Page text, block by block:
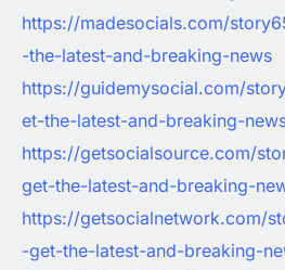
https://madesocials.com/
-the-latest-and-breaking-news
https://guidemysocial.com/
et-the-latest-and-breaking-
https://getsocialsource.com/
get-the-latest-and-breaking-
https://getsocialnetwork.com/
-get-the-latest-and-breaking-